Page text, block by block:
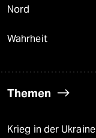
Nord
Wahrheit
Themen
Krieg in der Ukraine